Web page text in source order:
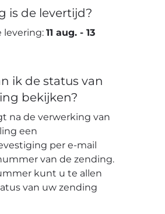
is de levertijd?
levering:11 aug. -13
ik de status van
bekijken?
na de verwerking van
een
per e-mail
van de zending.
kunt u te allen
van uw zending